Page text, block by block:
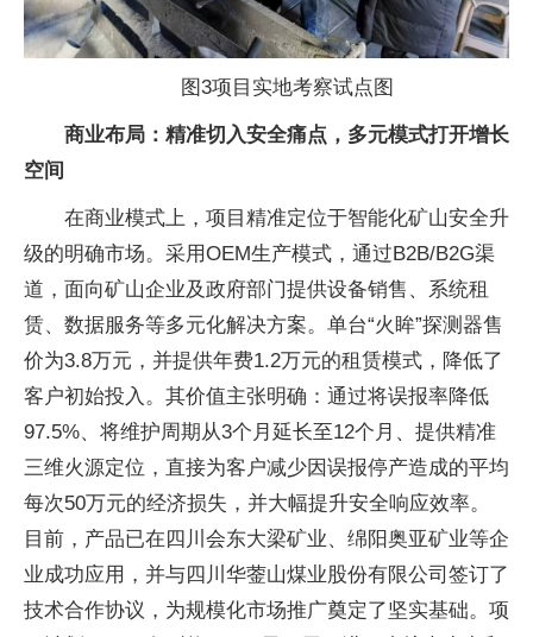
图3项目实地考察试点图
商业布局：精准切入安全痛点，多元模式打开增长
空间
在商业模式上，项目精准定位于智能化矿山安全升
级的明确市场。采用OEM生产模式，通过B2B/B2G渠
道，面向矿山企业及政府部门提供设备销售、系统租
赁、数据服务等多元化解决方案。单台“火眸”探测器售
价为3.8万元，并提供年费1.2万元的租赁模式，降低了
客户初始投入。其价值主张明确：通过将误报率降低
97.5%、将维护周期从3个月延长至12个月、提供精准
三维火源定位，直接为客户减少因误报停产造成的平均
每次50万元的经济损失，并大幅提升安全响应效率。
目前，产品已在四川会东大梁矿业、绵阳奥亚矿业等企
业成功应用，并与四川华蓥山煤业股份有限公司签订了
技术合作协议，为规模化市场推广奠定了坚实基础。项